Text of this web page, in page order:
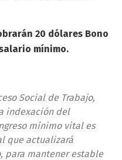
20 dólares Bono
mínimo.
Social de Trabajo,
indexación del
mínimo vital es
que actualizará
para mantener estable